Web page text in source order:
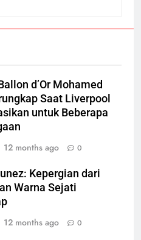
d’Or Mohamed
Saat Liverpool
untuk Beberapa
12 months ago 0
Kepergian dari
Warna Sejati
12 months ago 0